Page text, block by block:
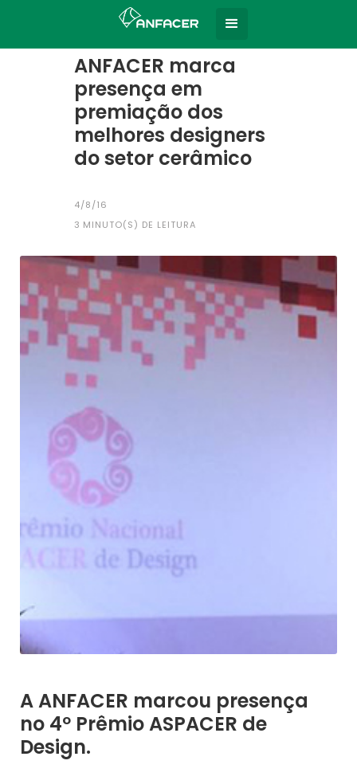
Todas as notícias
ANFACER marca
presença em
premiação dos
melhores designers
do setor cerâmico
4/8/16
3 MINUTO(S) DE LEITURA
A ANFACER marcou presença
no 4º Prêmio ASPACER de
Design.